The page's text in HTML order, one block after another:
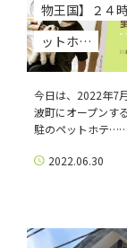
物王国】２４
ットホ…
今日は、2022年7
波町にオープンす
駐のペットホテ……
2022.06.30